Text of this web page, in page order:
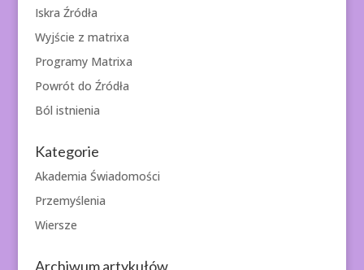
Iskra Źródła
Wyjście z matrixa
Programy Matrixa
Powrót do Źródła
Ból istnienia
Kategorie
Akademia Świadomości
Przemyślenia
Wiersze
Archiwum artykułów